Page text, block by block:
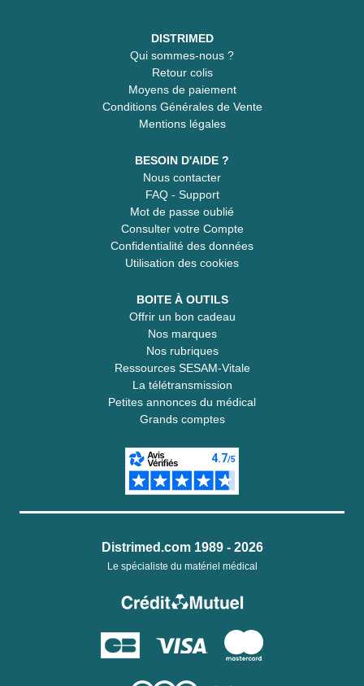
DISTRIMED
Qui sommes-nous ?
Retour colis
Moyens de paiement
Conditions Générales de Vente
Mentions légales
BESOIN D'AIDE ?
Nous contacter
FAQ - Support
Mot de passe oublié
Consulter votre Compte
Confidentialité des données
Utilisation des cookies
BOITE À OUTILS
Offrir un bon cadeau
Nos marques
Nos rubriques
Ressources SESAM-Vitale
La télétransmission
Petites annonces du médical
Grands comptes
Distrimed.com 1989 - 2026
Le spécialiste du matériel médical